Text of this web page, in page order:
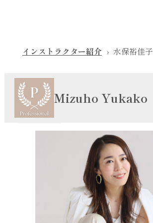
インストラクター紹介 水保裕佳子
Mizuho Yukako